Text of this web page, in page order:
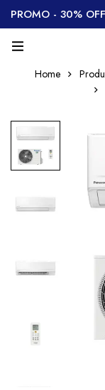
PROMO - 30%
Home